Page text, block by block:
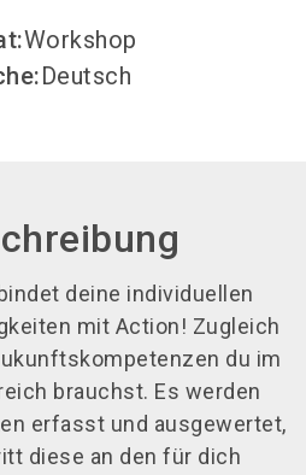
:Workshop
:Deutsch
deine individuellen
mit Action! Zugleich
du im
brauchst. Es werden
erfasst und ausgewertet,
diese an den für dich